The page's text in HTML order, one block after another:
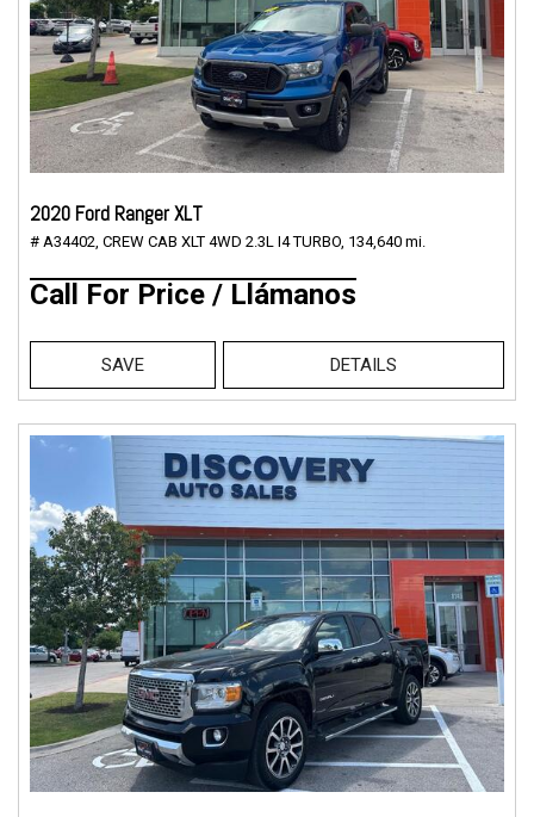
2020 Ford Ranger XLT
# A34402, CREW CAB XLT 4WD 2.3L I4 TURBO, 134,640 mi.
Call For Price / Llámanos
SAVE DETAILS